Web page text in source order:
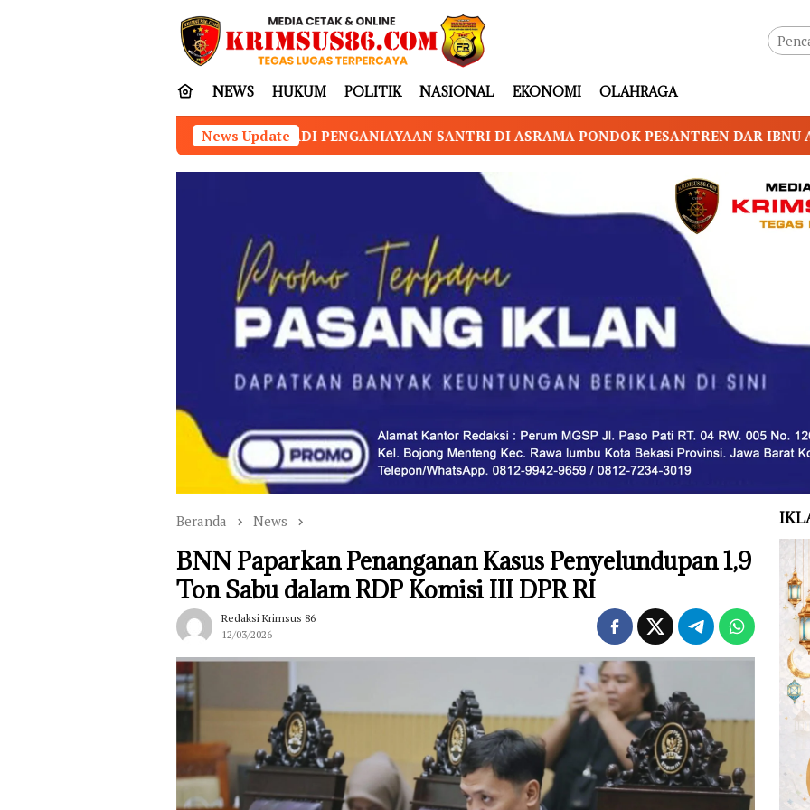
NEWS HUKUM POLITIK NASIONAL EKONOMI OLAHRAGA
News Update
PENGANIAYAAN SANTRI DI ASRAMA PONDOK PESANTREN DAR IBNU ARRIZAH, KELUARGA SERAHKAN
Beranda News
BNN Paparkan Penanganan Kasus Penyelundupan 1,9
Ton Sabu dalam RDP Komisi III DPR RI
Redaksi Krimsus 86
12/03/2026